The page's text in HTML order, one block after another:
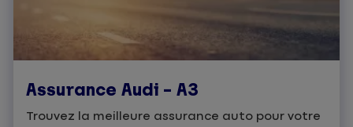
Assurance Audi – A3
Trouvez la meilleure assurance auto pour votre